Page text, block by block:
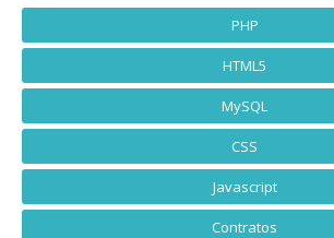
PHP
HTML5
MySQL
CSS
Javascript
Contratos